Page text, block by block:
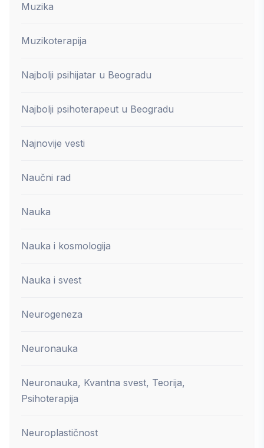
Muzika
Muzikoterapija
Najbolji psihijatar u Beogradu
Najbolji psihoterapeut u Beogradu
Najnovije vesti
Naučni rad
Nauka
Nauka i kosmologija
Nauka i svest
Neurogeneza
Neuronauka
Neuronauka, Kvantna svest, Teorija,
Psihoterapija
Neuroplastičnost